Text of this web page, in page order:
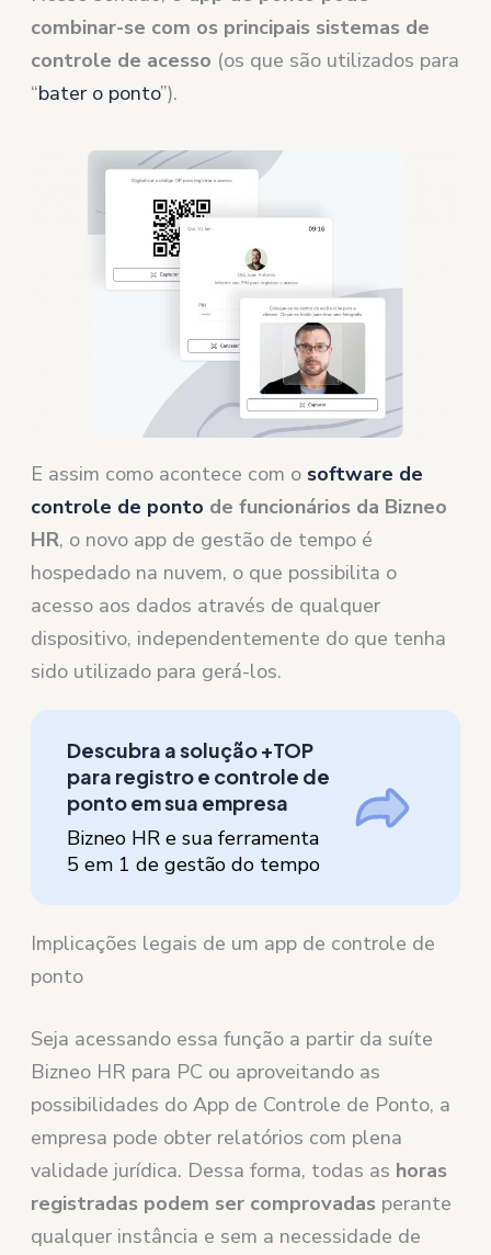
combinar-se com os principais sistemas de
controle de acesso (os que são utilizados para
“bater o ponto”).
E assim como acontece com o software de
controle de ponto de funcionários da Bizneo
HR, o novo app de gestão de tempo é
hospedado na nuvem, o que possibilita o
acesso aos dados através de qualquer
dispositivo, independentemente do que tenha
sido utilizado para gerá-los.
Descubra a solução +TOP
para registro e controle de
ponto em sua empresa
Bizneo HR e sua ferramenta
5 em 1 de gestão do tempo
Implicações legais de um app de controle de
ponto
Seja acessando essa função a partir da suíte
Bizneo HR para PC ou aproveitando as
possibilidades do App de Controle de Ponto, a
empresa pode obter relatórios com plena
validade jurídica. Dessa forma, todas as horas
registradas podem ser comprovadas perante
qualquer instância e sem a necessidade de